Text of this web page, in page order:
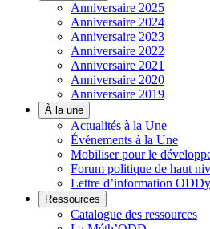
Anniversaire 2025
Anniversaire 2024
Anniversaire 2023
Anniversaire 2022
Anniversaire 2021
Anniversaire 2020
Anniversaire 2019
À la une
Actualités à la Une
Événements à la Une
Mobiliser pour le
Forum politique de haut
Lettre d’information
Ressources
Catalogue des ressources